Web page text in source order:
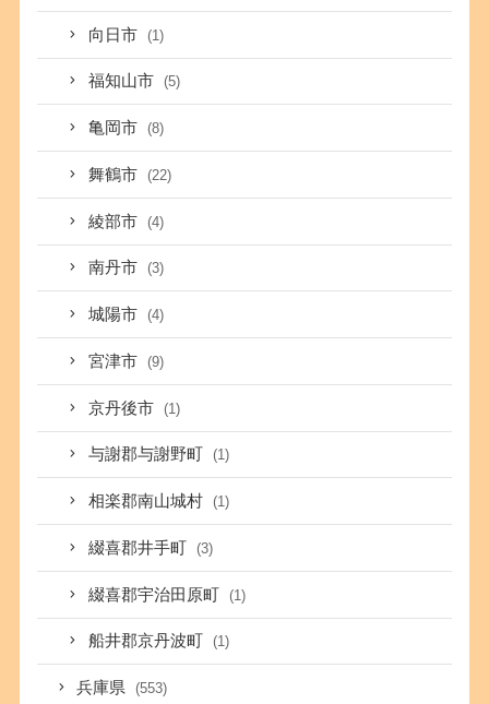
向日市 (1)
福知山市 (5)
亀岡市 (8)
舞鶴市 (22)
綾部市 (4)
南丹市 (3)
城陽市 (4)
宮津市 (9)
京丹後市 (1)
与謝郡与謝野町 (1)
相楽郡南山城村 (1)
綴喜郡井手町 (3)
綴喜郡宇治田原町 (1)
船井郡京丹波町 (1)
兵庫県 (553)